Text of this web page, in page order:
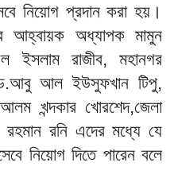
নিয়োগ প্রদান করা হয়।
আহ্বায়ক অধ্যাপক মামুন
ইসলাম রাজীব, মহানগর
আল ইউসুফখান টিপু,
খন্দকার খোরশেদ,জেলা
রনি এদের মধ্যে যে
নিয়োগ দিতে পারেন বলে